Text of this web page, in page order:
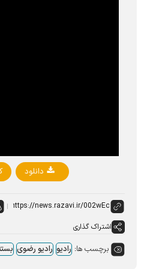
دانلود
اشتراک گذاری
برچسب ها: رادیو رادیو رضوی